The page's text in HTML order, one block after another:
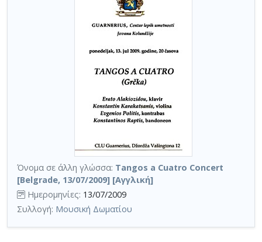
Όνομα σε άλλη γλώσσα: Tangos a Cuatro Concert
[Belgrade, 13/07/2009] [Αγγλική]
Ημερομηνίες: 13/07/2009
Συλλογή: Μουσική Δωματίου